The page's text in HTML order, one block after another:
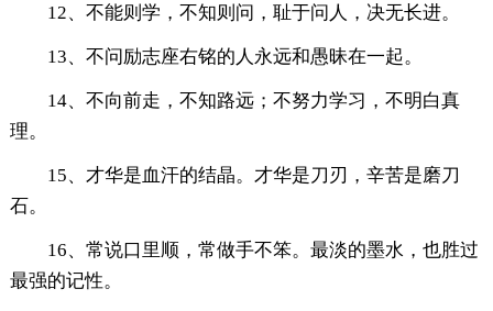
12、不能则学，不知则问，耻于问人，决无长进。
13、不问励志座右铭的人永远和愚昧在一起。
14、不向前走，不知路远；不努力学习，不明白真
理。
15、才华是血汗的结晶。才华是刀刃，辛苦是磨刀
石。
16、常说口里顺，常做手不笨。最淡的墨水，也胜过
最强的记性。